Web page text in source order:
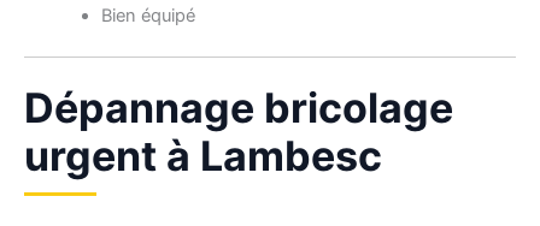
Bien équipé
Dépannage bricolage
urgent à Lambesc